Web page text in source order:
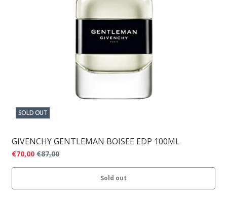
SOLD OUT
GIVENCHY GENTLEMAN BOISEE EDP 100ML
€70,00 €87,00
Sold out